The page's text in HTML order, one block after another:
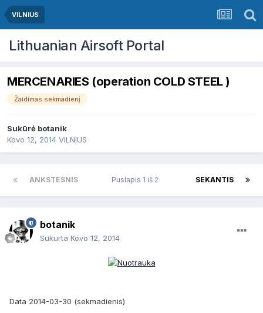
VILNIUS
Lithuanian Airsoft Portal
MERCENARIES (operation COLD STEEL )
Žaidimas sekmadienį
Sukūrė botanik
Kovo 12, 2014 VILNIUS
ANKSTESNIS SEKANTIS
Puslapis 1 iš 2
botanik
Sukurta Kovo 12, 2014
Data 2014-03-30 (sekmadienis)